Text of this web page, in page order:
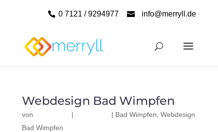
0 7121 / 9294977 info@merryll.de
Webdesign Bad Wimpfen
von | | Bad Wimpfen Webdesign
Bad Wimpfen